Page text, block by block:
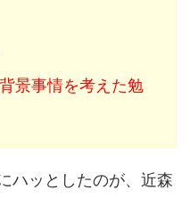
景事情を考えた勉
ハッとしたのが、近森